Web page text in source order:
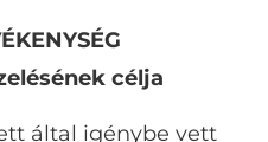
célja
által igénybe vett